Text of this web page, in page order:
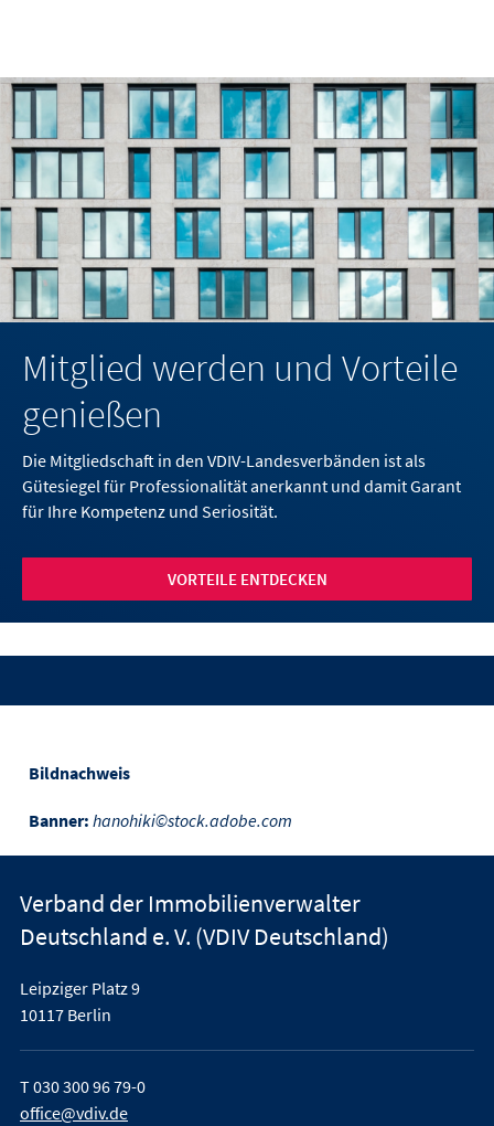
Mitglied werden und Vorteile
genießen
Die Mitgliedschaft in den VDIV-Landesverbänden ist als
Gütesiegel für Professionalität anerkannt und damit Garant
für Ihre Kompetenz und Seriosität.
VORTEILE ENTDECKEN
Bildnachweis
Banner: hanohiki©stock.adobe.com
Verband der Immobilienverwalter
Deutschland e. V. (VDIV Deutschland)
Leipziger Platz 9
10117 Berlin
T030 300 96 79-0
office@vdiv.de